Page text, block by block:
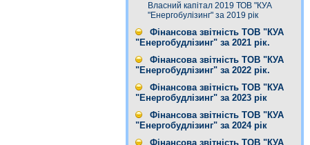
Власний капітал 2019 ТОВ "КУА
"Енергобулізинг" за 2019 рік
Фінансова звітність ТОВ "КУА
"Енергобудлізинг" за 2021 рік.
Фінансова звітність ТОВ "КУА
"Енергобудлізинг" за 2022 рік.
Фінансова звітність ТОВ "КУА
"Енергобудлізинг" за 2023 рік
Фінансова звітність ТОВ "КУА
"Енергобудлізинг" за 2024 рік
Фінансова звітність ТОВ "КУА